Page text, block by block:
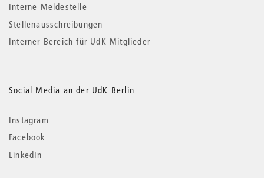
Interne Meldestelle
Stellenausschreibungen
Interner Bereich für UdK-Mitglieder
Social Media an der UdK Berlin
Instagram
Facebook
LinkedIn